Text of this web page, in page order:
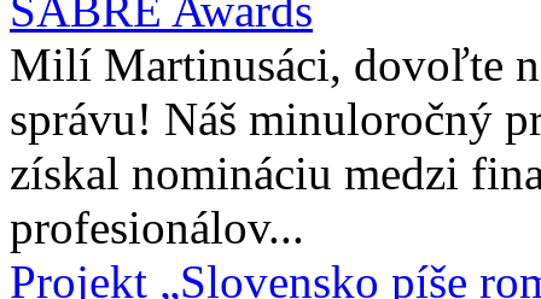
SABRE Awards
Milí Martinusáci, dovoľte
správu! Náš minuloročný
získal nomináciu medzi
profesionálov...
Projekt „Slovensko píše